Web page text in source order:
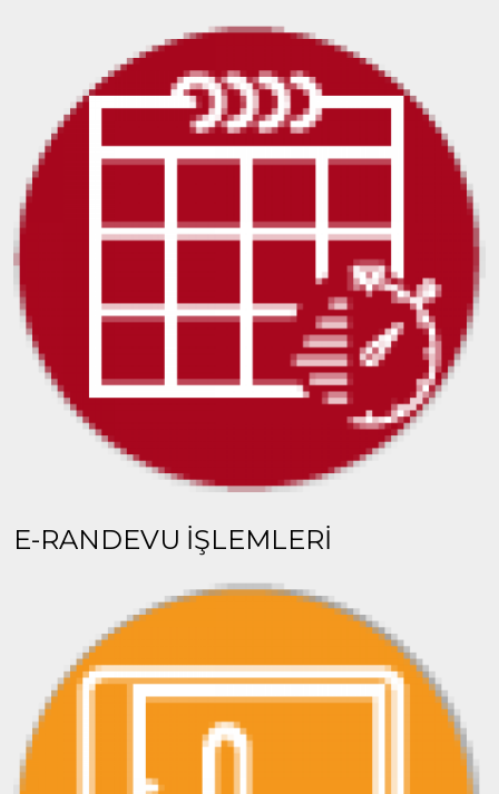
E-RANDEVU İŞLEMLERİ